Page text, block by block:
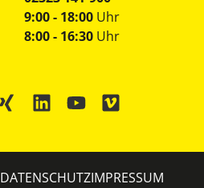
9:00 - 18:00 Uhr
8:00 - 16:30 Uhr
DATENSCHUTZIMPRESSUM